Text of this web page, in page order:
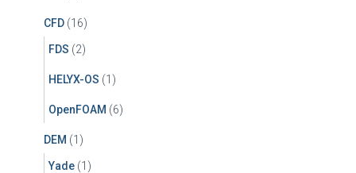
CFD (16)
FDS (2)
HELYX-OS (1)
OpenFOAM (6)
DEM (1)
Yade (1)